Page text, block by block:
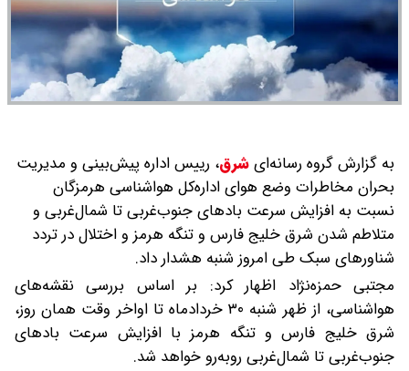
به گزارش گروه رسانه‌ایشرق، رییس اداره پیش‌بینی و مدیریت
بحران مخاطرات وضع هوای اداره‌کل هواشناسی هرمزگان
نسبت به افزایش سرعت بادهای جنوب‌غربی تا شمال‌غربی و
متلاطم شدن شرق خلیج فارس و تنگه هرمز و اختلال در تردد
شناورهای سبک طی امروز شنبه هشدار داد.
مجتبی حمزه‌نژاد اظهار کرد: بر اساس بررسی نقشه‌های
هواشناسی، از ظهر شنبه ۳۰ خردادماه تا اواخر وقت همان روز،
شرق خلیج فارس و تنگه هرمز با افزایش سرعت بادهای
جنوب‌غربی تا شمال‌غربی روبه‌رو خواهد شد.